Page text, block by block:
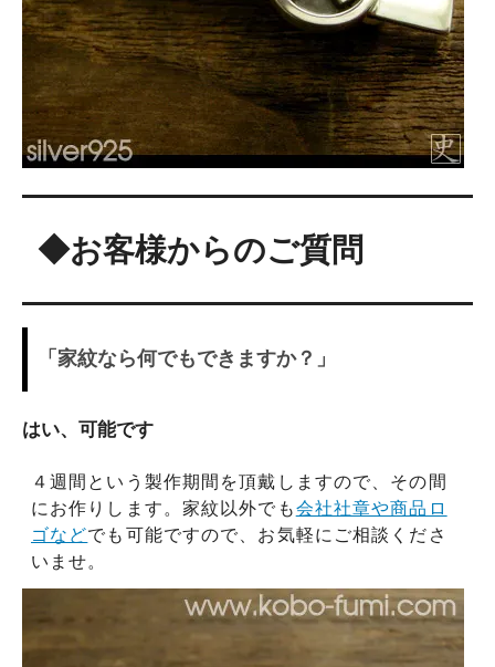
◆お客様からのご質問
「家紋なら何でもできますか？」
はい、可能です
４週間という製作期間を頂戴しますので、その間
にお作りします。家紋以外でも会社社章や商品ロ
ゴなどでも可能ですので、お気軽にご相談くださ
いませ。